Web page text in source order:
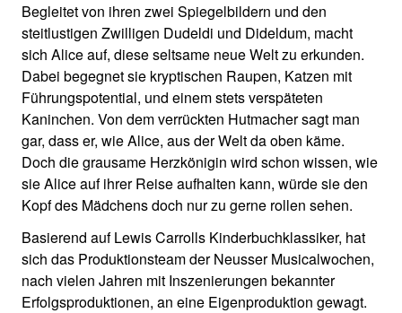
Begleitet von ihren zwei Spiegelbildern und den
steitlustigen Zwilligen Dudeldi und Dideldum, macht
sich Alice auf, diese seltsame neue Welt zu erkunden.
Dabei begegnet sie kryptischen Raupen, Katzen mit
Führungspotential, und einem stets verspäteten
Kaninchen. Von dem verrückten Hutmacher sagt man
gar, dass er, wie Alice, aus der Welt da oben käme.
Doch die grausame Herzkönigin wird schon wissen, wie
sie Alice auf ihrer Reise aufhalten kann, würde sie den
Kopf des Mädchens doch nur zu gerne rollen sehen.
Basierend auf Lewis Carrolls Kinderbuchklassiker, hat
sich das Produktionsteam der Neusser Musicalwochen,
nach vielen Jahren mit Inszenierungen bekannter
Erfolgsproduktionen, an eine Eigenproduktion gewagt.